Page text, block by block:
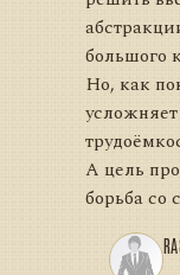
большого
Но, как
А цель
борьба со